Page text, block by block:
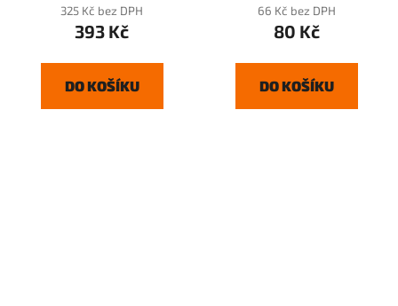
325 Kč bez DPH
393 Kč
DO KOŠÍKU
66 Kč bez DPH
80 Kč
DO KOŠÍKU